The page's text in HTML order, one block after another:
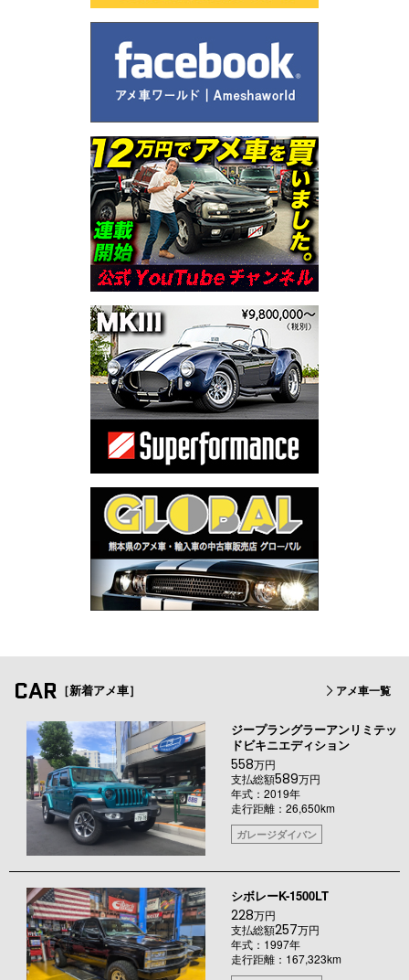
CAR ［新着アメ車］ アメ車一覧
ジープラングラーアンリミテッ
ドビキニエディション
558万円
支払総額589万円
年式：2019年
走行距離：26,650km
ガレージダイバン
シボレーK-1500LT
228万円
支払総額257万円
年式：1997年
走行距離：167,323km